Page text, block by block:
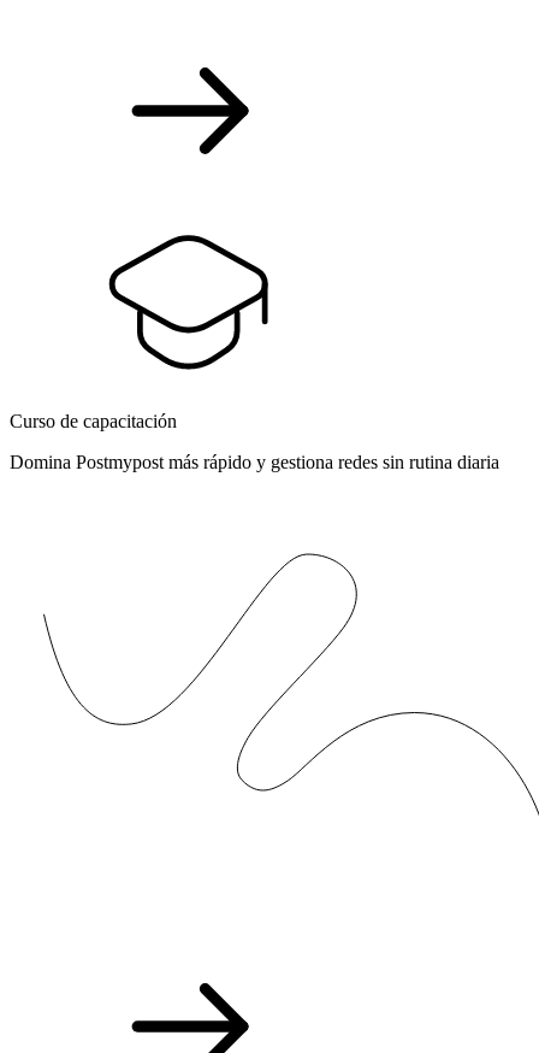
Curso de capacitación
Domina Postmypost más rápido y gestiona redes sin rutina diaria